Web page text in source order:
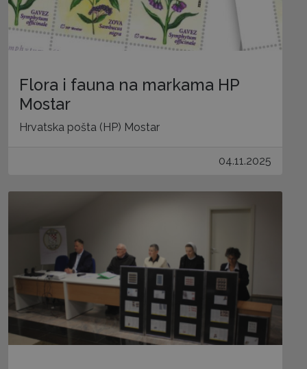
Flora i fauna na markama HP
Mostar
Hrvatska pošta (HP) Mostar
04.11.2025